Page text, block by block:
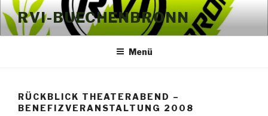
Zum
Inhalt
springen
RVI-BUECHENBRONN
Menü
RÜCKBLICK THEATERABEND –
BENEFIZVERANSTALTUNG 2008